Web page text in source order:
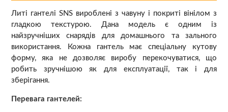
Литі гантелі SNS вироблені з чавуну і покриті вінілом з
гладкою текстурою. Дана модель є одним із
найзручніших снарядів для домашнього та зального
використання. Кожна гантель має спеціальну кутову
форму, яка не дозволяє виробу перекочуватися, що
робить зручнішою як для експлуатації, так і для
зберігання.
Перевага гантелей: